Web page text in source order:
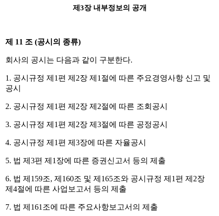
제 3장 내부정보의 공개
제 11 조 (공시의 종류)
회사의 공시는 다음과 같이 구분한다.
1. 공시규정 제 1 편 제 2장 제 1 절에 따른 주요경영사항 신고 및
공시
2. 공시규정 제 1 편 제 2장 제 2절에 따른 조회공시
3. 공시규정 제 1 편 제 2장 제 3절에 따른 공정공시
4. 공시규정 제 1 편 제 3장에 따른 자율공시
5. 법 제 3편 제 1 장에 따른 증권신고서 등의 제출
6. 법 제 159조, 제 160조 및 제 165조와 공시규정 제 1 편 제 2장
제 4절에 따른 사업보고서 등의 제출
7. 법 제 161 조에 따른 주요사항보고서의 제출